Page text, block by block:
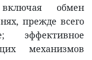
обмен
прежде всего
механизмов